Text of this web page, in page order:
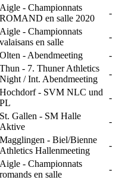
Aigle - Championnats
ROMAND en salle 2020
-
Aigle - Championnats
valaisans en salle
-
Olten - Abendmeeting
-
Thun - 7. Thuner Athletics
Night / Int. Abendmeeting
-
Hochdorf- SVM NLC und
PL
-
St. Gallen - SM Halle
Aktive
-
Magglingen - Biel/Bienne
Athletics Hallenmeeting
-
Aigle - Championnats
romands en salle
-